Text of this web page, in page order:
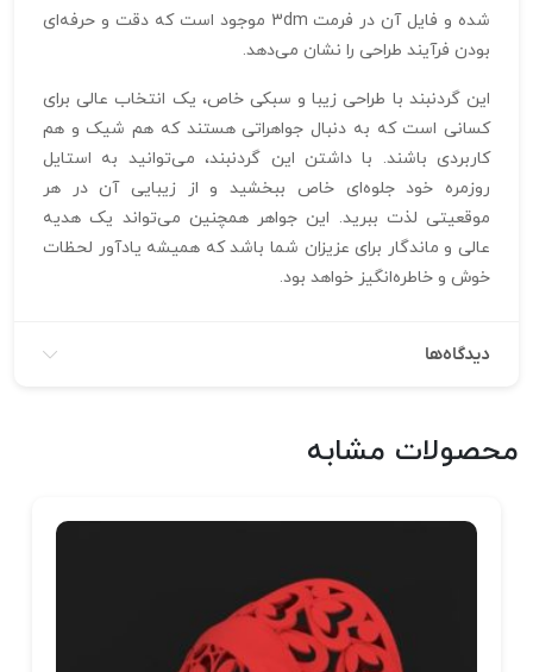
شده و فایل آن در فرمت 3dm موجود است که دقت و حرفه‌ای
بودن فرآیند طراحی را نشان می‌دهد.
این گردنبند با طراحی زیبا و سبکی خاص، یک انتخاب عالی برای
کسانی است که به دنبال جواهراتی هستند که هم شیک و هم
کاربردی باشند. با داشتن این گردنبند، می‌توانید به استایل
روزمره خود جلوه‌ای خاص ببخشید و از زیبایی آن در هر
موقعیتی لذت ببرید. این جواهر همچنین می‌تواند یک هدیه
عالی و ماندگار برای عزیزان شما باشد که همیشه یادآور لحظات
خوش و خاطره‌انگیز خواهد بود.
دیدگاه‌ها
محصولات مشابه